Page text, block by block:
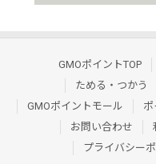
GMOポイントTOP
ためる・つかう
GMOポイントモール
お問い合わせ
プライバシー